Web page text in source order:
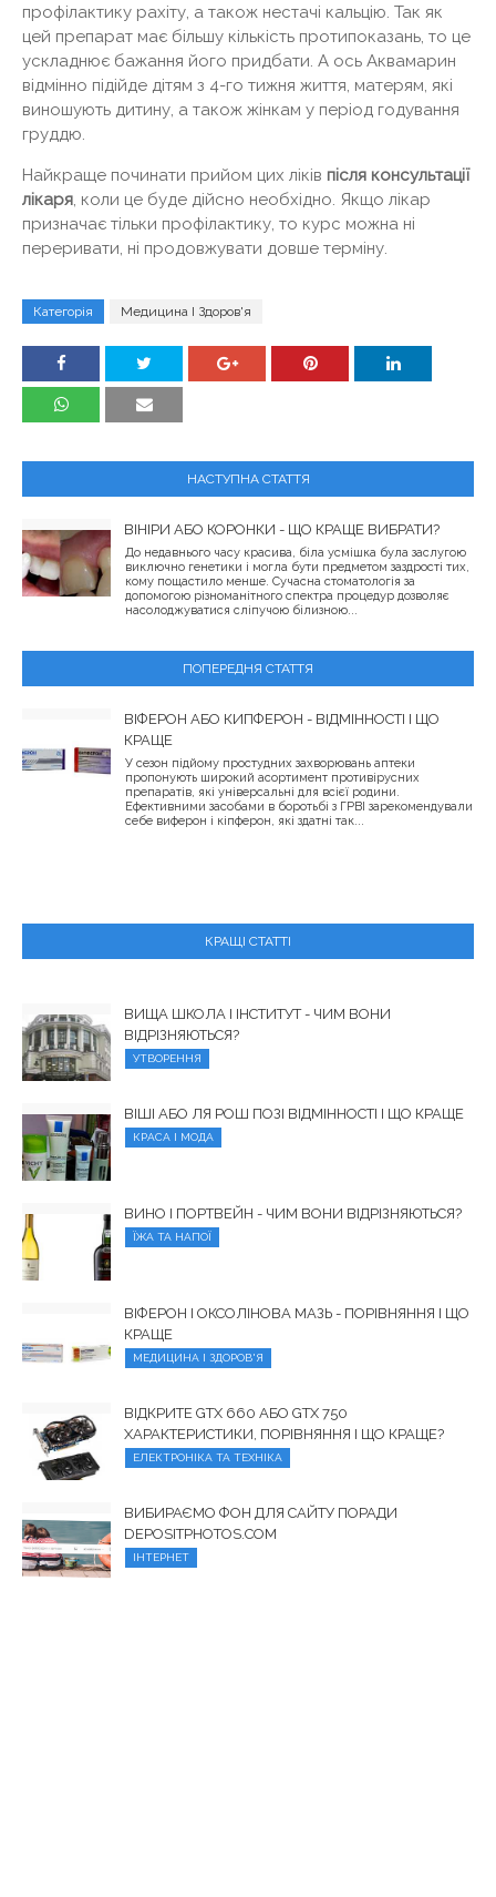
профілактику рахіту, а також нестачі кальцію. Так як
цей препарат має більшу кількість протипоказань, то це
ускладнює бажання його придбати. А ось Аквамарин
відмінно підійде дітям з 4-го тижня життя, матерям, які
виношують дитину, а також жінкам у період годування
груддю.
Найкраще починати прийом цих ліків після консультації
лікаря, коли це буде дійсно необхідно. Якщо лікар
призначає тільки профілактику, то курс можна ні
переривати, ні продовжувати довше терміну.
Категорія Медицина І Здоров'я
НАСТУПНА СТАТТЯ
ВІНІРИ АБО КОРОНКИ - ЩО КРАЩЕ ВИБРАТИ?
До недавнього часу красива, біла усмішка була заслугою
виключно генетики і могла бути предметом заздрості тих,
кому пощастило менше. Сучасна стоматологія за
допомогою різноманітного спектра процедур дозволяє
насолоджуватися сліпучою білизною...
ПОПЕРЕДНЯ СТАТТЯ
ВІФЕРОН АБО КИПФЕРОН - ВІДМІННОСТІ І ЩО
КРАЩЕ
У сезон підйому простудних захворювань аптеки
пропонують широкий асортимент противірусних
препаратів, які універсальні для всієї родини.
Ефективними засобами в боротьбі з ГРВІ зарекомендували
себе виферон і кіпферон, які здатні так...
КРАЩІ СТАТТІ
ВИЩА ШКОЛА І ІНСТИТУТ - ЧИМ ВОНИ
ВІДРІЗНЯЮТЬСЯ?
УТВОРЕННЯ
ВІШІ АБО ЛЯ РОШ ПОЗІ ВІДМІННОСТІ І ЩО КРАЩЕ
КРАСА І МОДА
ВИНО І ПОРТВЕЙН - ЧИМ ВОНИ ВІДРІЗНЯЮТЬСЯ?
ЇЖА ТА НАПОЇ
ВІФЕРОН І ОКСОЛІНОВА МАЗЬ - ПОРІВНЯННЯ І ЩО
КРАЩЕ
МЕДИЦИНА І ЗДОРОВ'Я
ВІДКРИТЕ GTX 660 АБО GTX 750
ХАРАКТЕРИСТИКИ, ПОРІВНЯННЯ І ЩО КРАЩЕ?
ЕЛЕКТРОНІКА ТА ТЕХНІКА
ВИБИРАЄМО ФОН ДЛЯ САЙТУ ПОРАДИ
DEPOSITPHOTOS.COM
ІНТЕРНЕТ